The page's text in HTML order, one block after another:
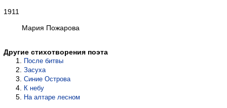
1911
Мария Пожарова
Другие стихотворения поэта
После битвы
За­су­ха
Синие Острова
К небу
На алтаре лесном